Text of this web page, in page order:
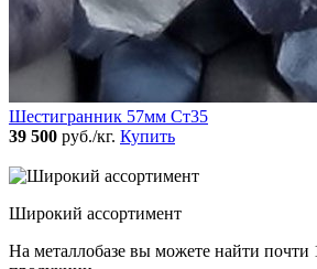
Шестигранник 57мм Ст35
39 500 руб./кг. Купить
Широкий ассортимент
На металлобазе вы можете найти почти